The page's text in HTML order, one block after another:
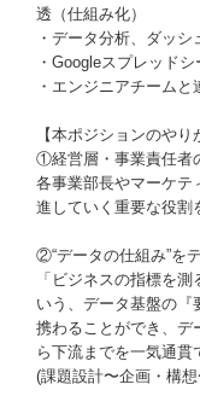
透（仕組み化）
・データ分析、ダッ
・Googleスプレッド
・エンジニアチーム
【本ポジションのやり
①経営層・事業責任者
各事業部長やマーケテ
進していく重要な役割
②“データの仕組み”を
「ビジネスの指標を
いう、データ基盤の『
携わることができ、デ
ら下流までを一気通貫
(課題設計〜企画・構